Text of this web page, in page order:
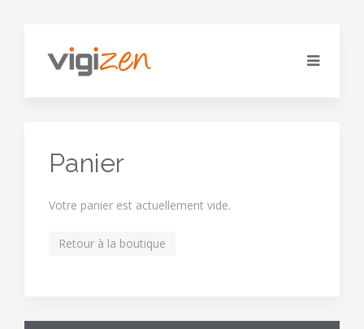
Panier
Votre panier est actuellement vide.
Retour à la boutique